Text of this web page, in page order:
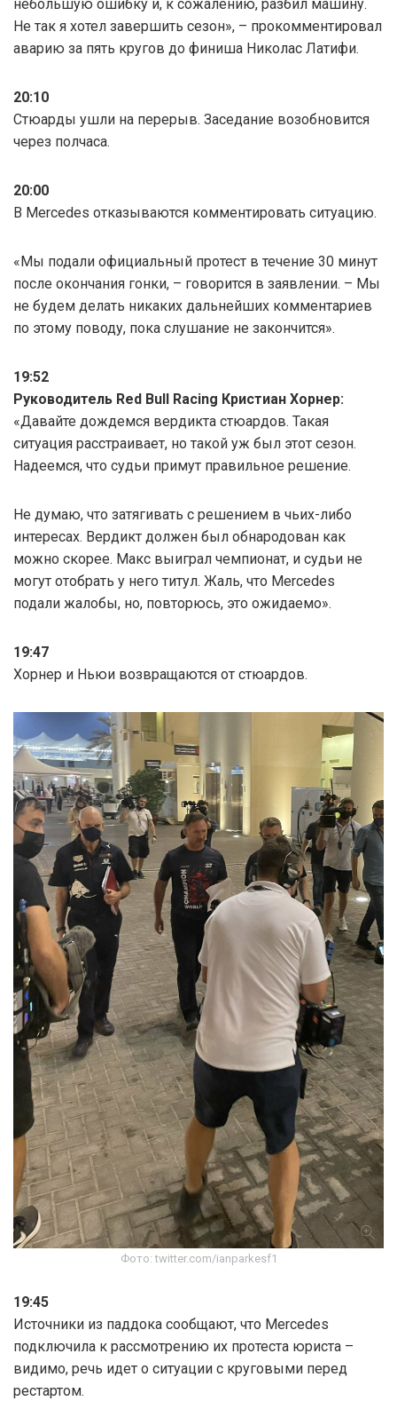
небольшую ошибку и, к сожалению, разбил машину.
Не так я хотел завершить сезон», – прокомментировал
аварию за пять кругов до финиша Николас Латифи.
20:10
Стюарды ушли на перерыв. Заседание возобновится
через полчаса.
20:00
В Mercedes отказываются комментировать ситуацию.
«Мы подали официальный протест в течение 30 минут
после окончания гонки, – говорится в заявлении. – Мы
не будем делать никаких дальнейших комментариев
по этому поводу, пока слушание не закончится».
19:52
Руководитель Red Bull Racing Кристиан Хорнер:
«Давайте дождемся вердикта стюардов. Такая
ситуация расстраивает, но такой уж был этот сезон.
Надеемся, что судьи примут правильное решение.
Не думаю, что затягивать с решением в чьих-либо
интересах. Вердикт должен был обнародован как
можно скорее. Макс выиграл чемпионат, и судьи не
могут отобрать у него титул. Жаль, что Mercedes
подали жалобы, но, повторюсь, это ожидаемо».
19:47
Хорнер и Ньюи возвращаются от стюардов.
Фото: twitter.com/ianparkesf1
19:45
Источники из паддока сообщают, что Mercedes
подключила к рассмотрению их протеста юриста –
видимо, речь идет о ситуации с круговыми перед
рестартом.